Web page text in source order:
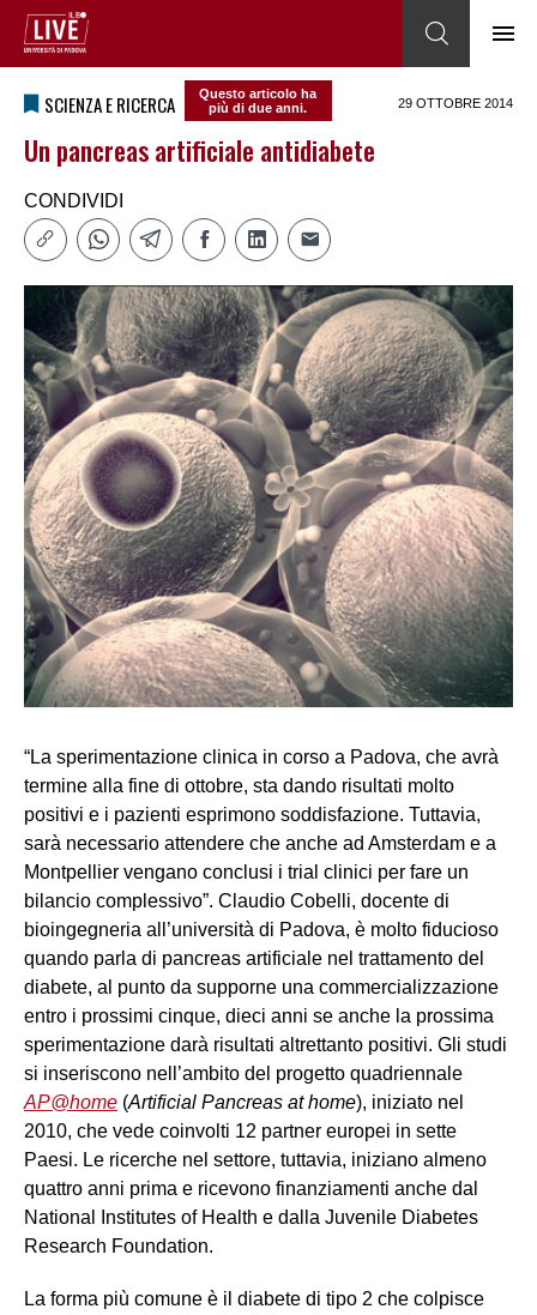
SCIENZA E RICERCA
Questo articolo ha
più di due anni.
29 OTTOBRE 2014
Un pancreas artificiale antidiabete
CONDIVIDI
“La sperimentazione clinica in corso a Padova, che avrà
termine alla fine di ottobre, sta dando risultati molto
positivi e i pazienti esprimono soddisfazione. Tuttavia,
sarà necessario attendere che anche ad Amsterdam e a
Montpellier vengano conclusi i trial clinici per fare un
bilancio complessivo”. Claudio Cobelli, docente di
bioingegneria all’università di Padova, è molto fiducioso
quando parla di pancreas artificiale nel trattamento del
diabete, al punto da supporne una commercializzazione
entro i prossimi cinque, dieci anni se anche la prossima
sperimentazione darà risultati altrettanto positivi. Gli studi
si inseriscono nell’ambito del progetto quadriennale
AP@home (Artificial Pancreas at home), iniziato nel
2010, che vede coinvolti 12 partner europei in sette
Paesi. Le ricerche nel settore, tuttavia, iniziano almeno
quattro anni prima e ricevono finanziamenti anche dal
National Institutes of Health e dalla Juvenile Diabetes
Research Foundation.
La forma più comune è il diabete di tipo 2 che colpisce